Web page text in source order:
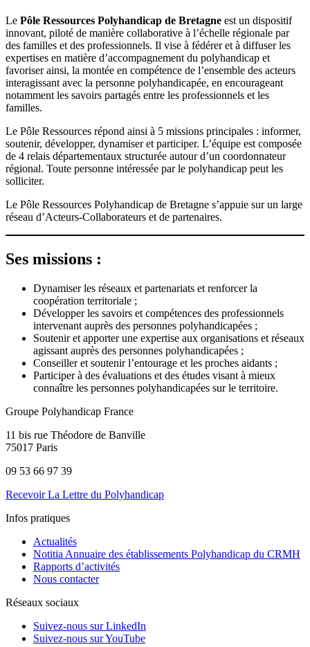
Le Pôle Ressources Polyhandicap de Bretagne est un dispositif
innovant, piloté de manière collaborative à l’échelle régionale par
des familles et des professionnels. Il vise à fédérer et à diffuser les
expertises en matière d’accompagnement du polyhandicap et
favoriser ainsi, la montée en compétence de l’ensemble des acteurs
interagissant avec la personne polyhandicapée, en encourageant
notamment les savoirs partagés entre les professionnels et les
familles.
Le Pôle Ressources répond ainsi à 5 missions principales : informer,
soutenir, développer, dynamiser et participer. L’équipe est composée
de 4 relais départementaux structurée autour d’un coordonnateur
régional. Toute personne intéressée par le polyhandicap peut les
solliciter.
Le Pôle Ressources Polyhandicap de Bretagne s’appuie sur un large
réseau d’Acteurs-Collaborateurs et de partenaires.
Ses missions :
Dynamiser les réseaux et partenariats et renforcer la
coopération territoriale ;
Développer les savoirs et compétences des professionnels
intervenant auprès des personnes polyhandicapées ;
Soutenir et apporter une expertise aux organisations et réseaux
agissant auprès des personnes polyhandicapées ;
Conseiller et soutenir l’entourage et les proches aidants ;
Participer à des évaluations et des études visant à mieux
connaître les personnes polyhandicapées sur le territoire.
Groupe Polyhandicap France
11 bis rue Théodore de Banville
75017 Paris
09 53 66 97 39
Recevoir La Lettre du Polyhandicap
Infos pratiques
Actualités
Notitia Annuaire des établissements Polyhandicap du CRMH
Rapports d’activités
Nous contacter
Réseaux sociaux
Suivez-nous sur LinkedIn
Suivez-nous sur YouTube